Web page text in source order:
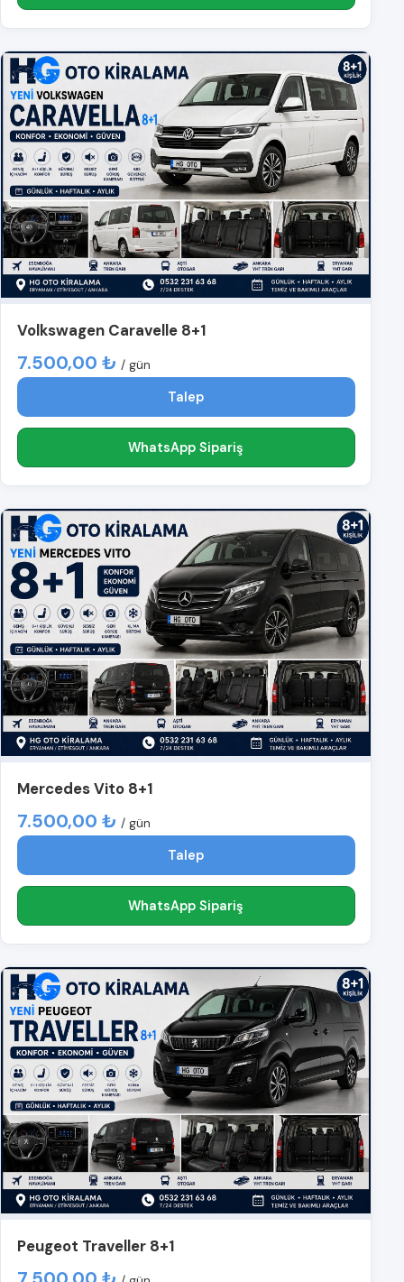
Volkswagen Caravelle 8+1
7.500,00 ₺ / gün
Talep
WhatsApp Sipariş
Mercedes Vito 8+1
7.500,00 ₺ / gün
Talep
WhatsApp Sipariş
Peugeot Traveller 8+1